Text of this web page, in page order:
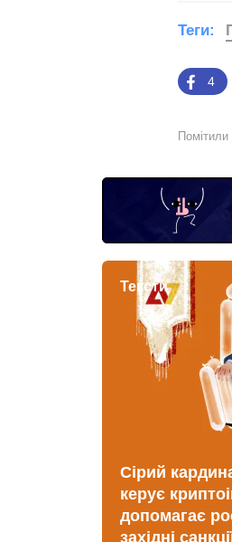
4
Теги:
Помітили
Тексти
Сірий
керує
допомагає
західні